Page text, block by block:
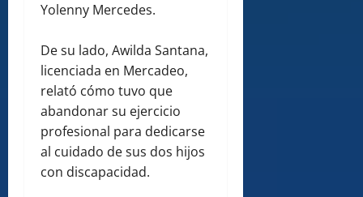
Yolenny Mercedes.
De su lado, Awilda Santana,
licenciada en Mercadeo,
relató cómo tuvo que
abandonar su ejercicio
profesional para dedicarse
al cuidado de sus dos hijos
con discapacidad.